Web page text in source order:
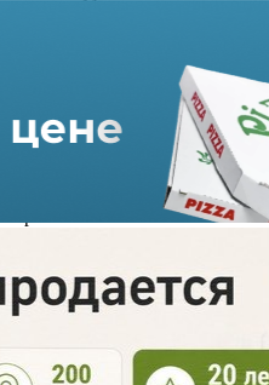
женской и детской одежды,
Бренды LPP Group
Девелопмент» — магазины
работают в ТРЦ «Макси» в
Наряду с Sinsay
только в ТРЦ «Макси»,
Colin's, Velvet Season.
российские марки: Zarina,
Melon Fashion Group; Gloria
подписаны контракты с
Парк», «Л`Этуаль», Subway,